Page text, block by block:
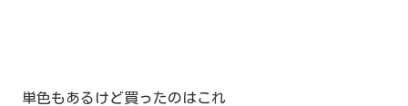
単色もあるけど買ったのはこれ